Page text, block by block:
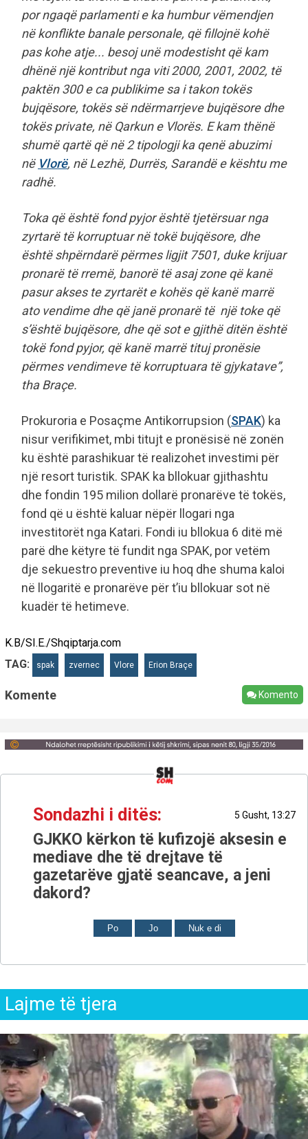
por ngaqë parlamenti e ka humbur vëmendjen
në konflikte banale personale, që fillojnë kohë
pas kohe atje... besoj unë modestisht që kam
dhënë një kontribut nga viti 2000, 2001, 2002, të
paktën 300 e ca publikime sa i takon tokës
bujqësore, tokës së ndërmarrjeve bujqësore dhe
tokës private, në Qarkun e Vlorës. E kam thënë
shumë qartë që në 2 tipologji ka qenë abuzimi
në Vlorë, në Lezhë, Durrës, Sarandë e kështu me
radhë.
Toka që është fond pyjor është tjetërsuar nga
zyrtarë të korruptuar në tokë bujqësore, dhe
është shpërndarë përmes ligjit 7501, duke krijuar
pronarë të rremë, banorë të asaj zone që kanë
pasur akses te zyrtarët e kohës që kanë marrë
ato vendime dhe që janë pronarë të një toke që
s’është bujqësore, dhe që sot e gjithë ditën është
tokë fond pyjor, që kanë marrë tituj pronësie
përmes vendimeve të korruptuara të gjykatave”,
tha Braçe.
Prokuroria e Posaçme Antikorrupsion (SPAK) ka
nisur verifikimet, mbi titujt e pronësisë në zonën
ku është parashikuar të realizohet investimi për
një resort turistik. SPAK ka bllokuar gjithashtu
dhe fondin 195 milion dollarë pronarëve të tokës,
fond që u është kaluar nëpër llogari nga
investitorët nga Katari. Fondi iu bllokua 6 ditë më
parë dhe këtyre të fundit nga SPAK, por vetëm
dje sekuestro preventive iu hoq dhe shuma kaloi
në llogaritë e pronarëve për t’iu bllokuar sot në
kuadër të hetimeve.
K.B/SI.E./Shqiptarja.com
TAG:
spak zvernec Vlore Erion Braçe
Komente Komento
Sondazhi i ditës: 5 Gusht, 13:27
GJKKO kërkon të kufizojë aksesin e
mediave dhe të drejtave të
gazetarëve gjatë seancave, a jeni
dakord?
Po Jo Nuk e di
Lajme të tjera